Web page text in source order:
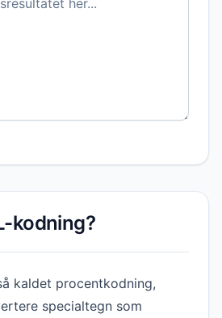
kodning?
kaldet procentkodning,
specialtegn som